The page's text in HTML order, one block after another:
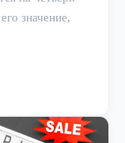
значение,